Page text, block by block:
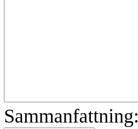
Sammanfattning: